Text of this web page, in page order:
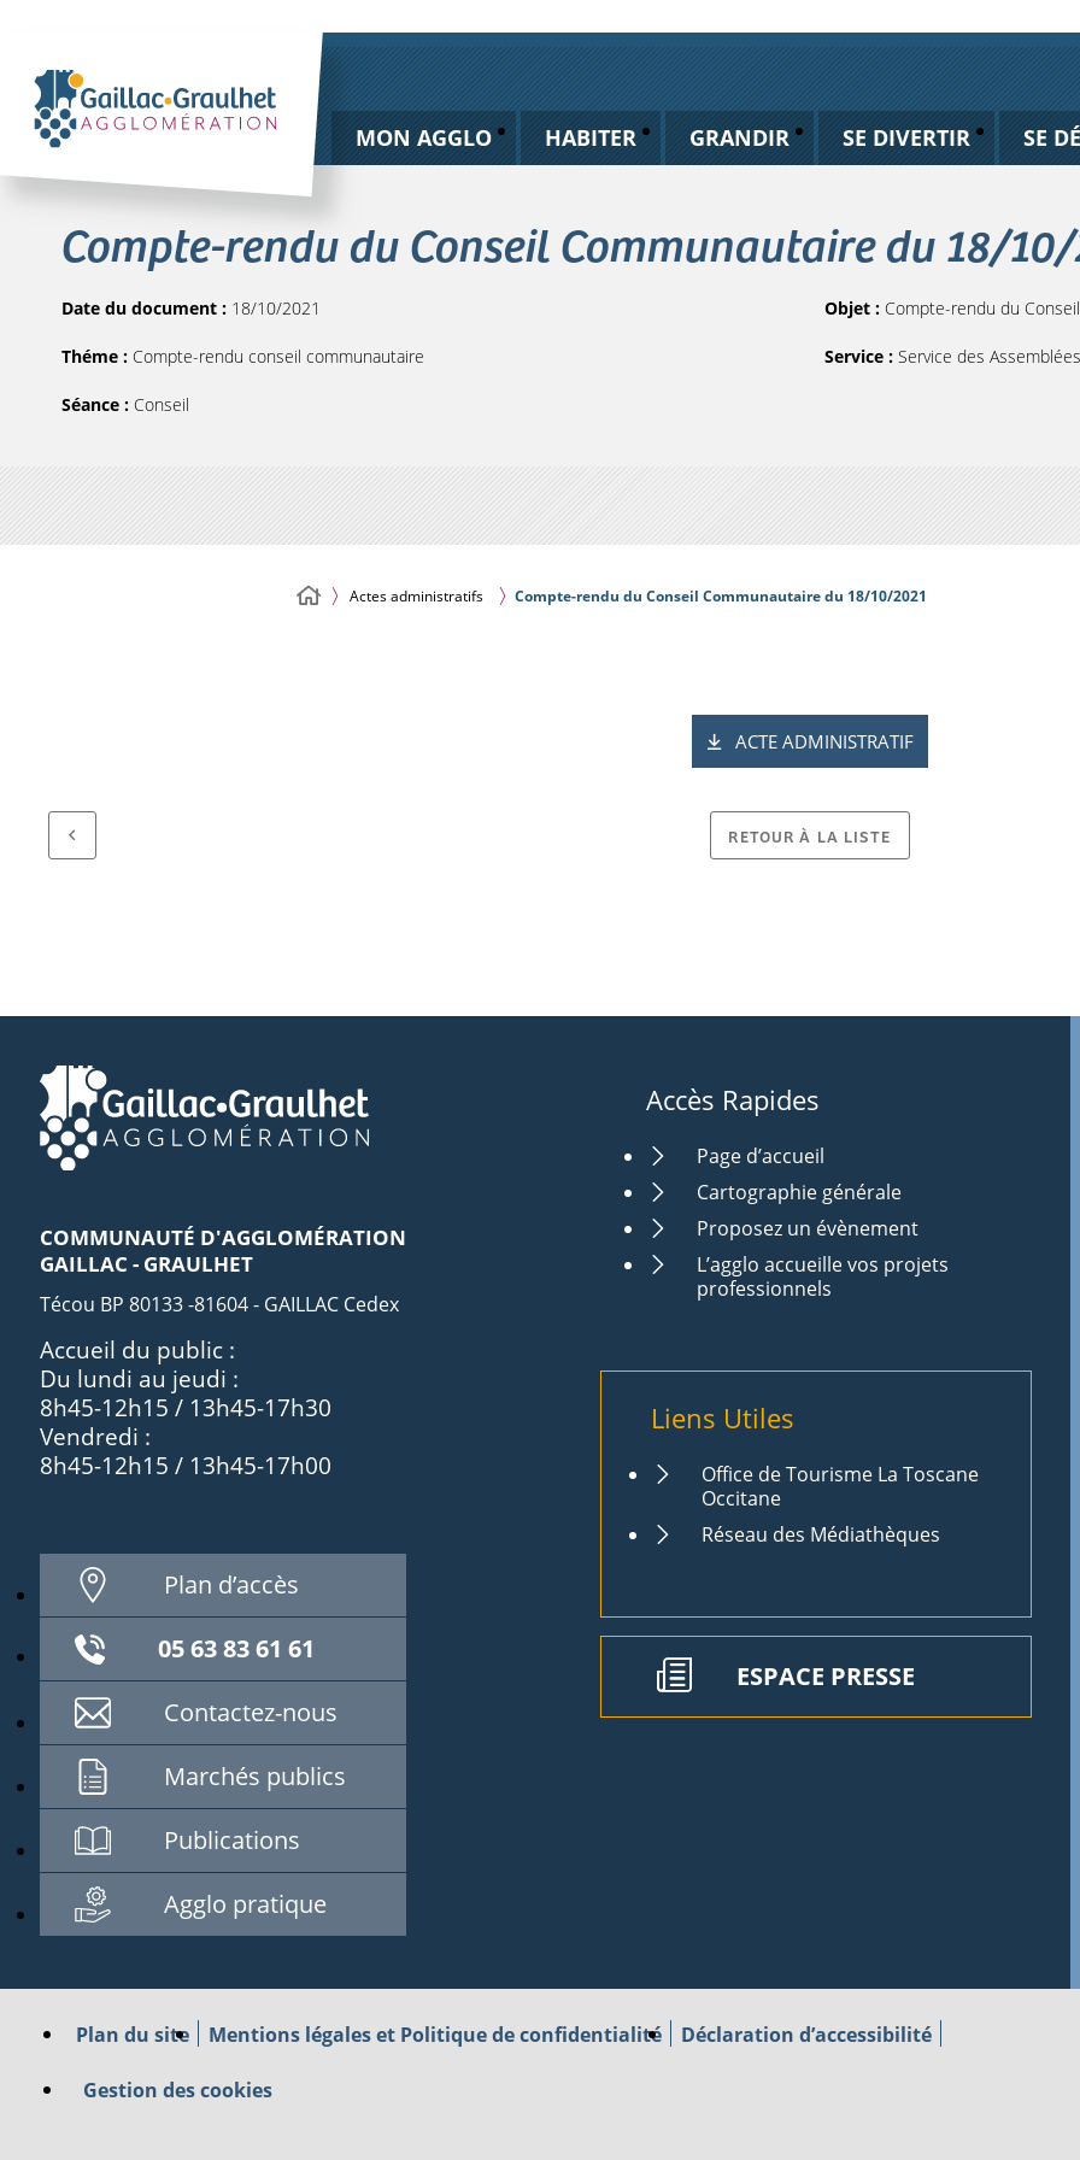
MON AGGLO HABITER GRANDIR SE DIVERTIR SE
Compte-rendu du Conseil Communautaire du 18/
Date du document : 18/10/2021
Théme : Compte-rendu conseil communautaire
Séance : Conseil
Objet : Compte-rendu du
Service : Service des Assemblées
Actes administratifs Compte-rendu du Conseil Communautaire du 18/10/2021
ACTE ADMINISTRATIF
RETOUR À LA LISTE
COMMUNAUTÉ D'AGGLOMÉRATION
GAILLAC - GRAULHET
Técou BP 80133 -81604 - GAILLAC Cedex
Accueil du public :
Du lundi au jeudi :
8h45-12h15 / 13h45-17h30
Vendredi :
8h45-12h15 / 13h45-17h00
Plan d’accès
05 63 83 61 61
Contactez-nous
Marchés publics
Publications
Agglo pratique
Accès Rapides
Page d’accueil
Cartographie générale
Proposez un évènement
L’agglo accueille vos projets
professionnels
Liens Utiles
Office de Tourisme La Toscane
Occitane
Réseau des Médiathèques
ESPACE PRESSE
Plan du site Mentions légales et Politique de confidentialité Déclaration d’accessibilité
Gestion des cookies